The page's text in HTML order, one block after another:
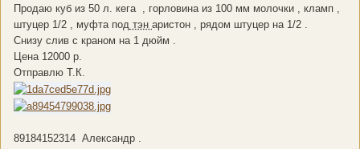
Продаю куб из 50 л. кега , горловина из 100 мм молочки , кламп ,
штуцер 1/2 , муфта под тэн аристон , рядом штуцер на 1/2 .
Снизу слив с краном на 1 дюйм .
Цена 12000 р.
Отправлю Т.К.
89184152314 Александр .